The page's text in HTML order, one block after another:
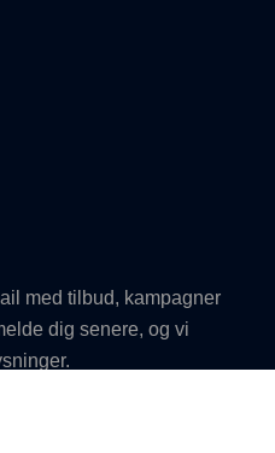
med tilbud, kampagner
dig senere, og vi